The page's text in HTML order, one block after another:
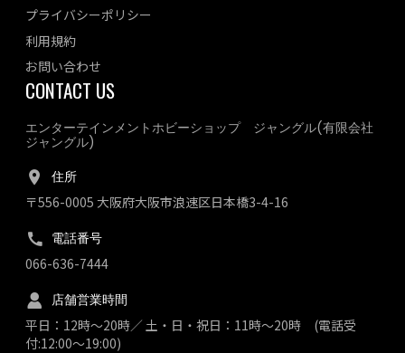
プライバシーポリシー
利用規約
お問い合わせ
CONTACT US
エンターテインメントホビーショップ ジャングル(有限会社
ジャングル)
住所
〒556-0005 大阪府大阪市浪速区日本橋3-4-16
電話番号
066-636-7444
店舗営業時間
平日：12時～20時／ 土・日・祝日：11時～20時 (電話受
付:12:00～19:00)